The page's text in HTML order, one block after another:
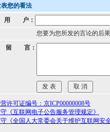
您的看法
用 户：
您要为您所发的言论的后
留 言：
许可证编号：京ICP00000008号
《互联网电子公告服务管理规定》
《全国人大常委会关于维护互联网安